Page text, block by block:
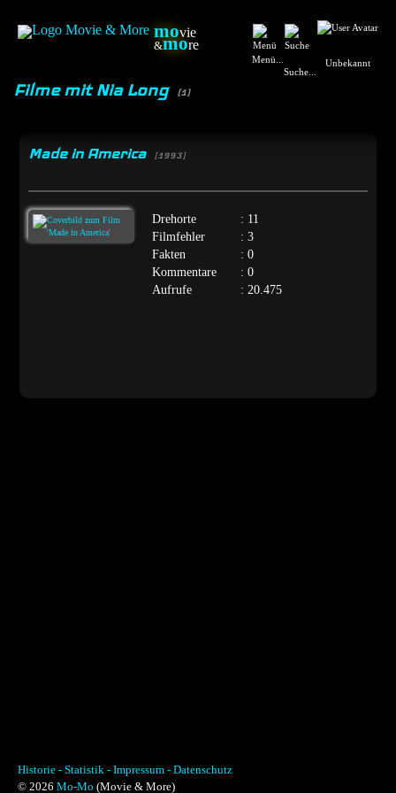
movie
&more
Menü...
Suche...
Unbekannt
Filme mit Nia Long (1)
Made in America [1993]
Drehorte
: 11
Filmfehler
: 3
Fakten
: 0
Kommentare
: 0
Aufrufe
: 20.475
Historie - Statistik - Impressum - Datenschutz
© 2026 Mo-Mo (Movie & More)